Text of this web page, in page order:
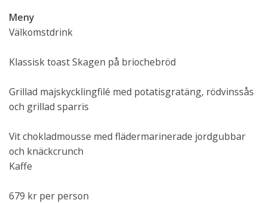
Meny
Välkomstdrink
Klassisk toast Skagen på briochebröd
Grillad majskycklingfilé med potatisgratäng, rödvinssås
och grillad sparris
Vit chokladmousse med flädermarinerade jordgubbar
och knäckcrunch
Kaffe
679 kr per person